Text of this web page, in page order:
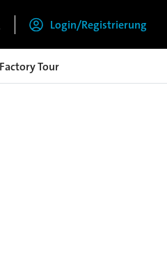
Login/Registrierung
Factory Tour